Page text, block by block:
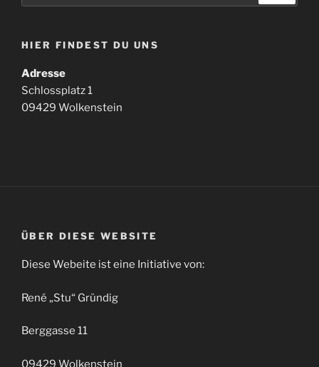
HIER FINDEST DU UNS
Adresse
Schlossplatz 1
09429 Wolkenstein
ÜBER DIESE WEBSITE
Diese Webeite ist eine Initiative von:
René „Stu“ Gründig
Berggasse 11
09429 Wolkenstein